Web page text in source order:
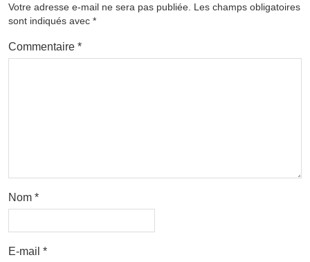
Votre adresse e-mail ne sera pas publiée. Les champs obligatoires
sont indiqués avec *
Commentaire *
Nom *
E-mail *